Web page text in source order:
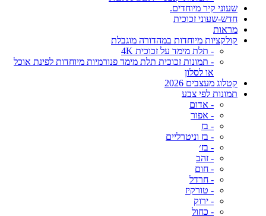
שעוני קיר מיוחדים.
חדש-שעוני זכוכית
מראות
קולקציות מיוחדות במהדורה מוגבלת
- תלת מימד על זכוכית 4K
- תמונות זכוכית תלת מימד פנורמיות מיוחדות לפינת אוכל
או לסלון
קטלוג מעצבים 2026
תמונות לפי צבע
- אדום
- אפור
- בז
- בז וניטרליים
- בז׳
- זהב
- חום
- חרדל
- טורקיז
- ירוק
- כחול